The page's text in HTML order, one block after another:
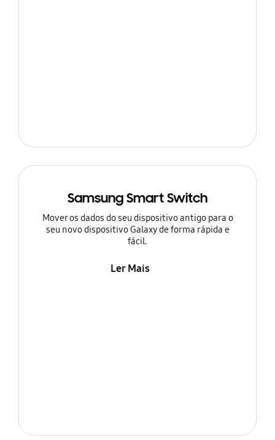
Samsung Smart Switch
Mover os dados do seu dispositivo antigo para o
seu novo dispositivo Galaxy de forma rápida e
fácil.
Ler Mais